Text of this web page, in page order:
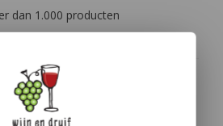
dan 1.000 producten
gevonden!...